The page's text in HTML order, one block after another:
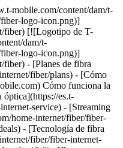
velocidades más rápidas y el wifi más potente. [Verifica disponibilidad , opens in a new window](https://fiber.t-mobile.com/check-address) $80/mes estándar sin descuento. Ver términos completos ![Setenta dólares al mes en Fiber con AutoPago; más impuestos y cargos.](https://es.t-mobile.com/sdscene7/is/image/Tmusprod/fg-fiber-2-gig-11704850:16x9?fmt=png&fmt=png-alpha&qlt=100%2C0&resMode=sharp2&op_usm=1.75%2C0.3%2C2%2C0) ## FIBER 2 GIG Más impuestos y cargos aplicables. No disponible en todas las áreas. El precio se basa en el área estimada; puede variar al verificar la dirección de servicio. Devuelve los dispositivos intactos o podría aplicarse un cargo. __Extensor wifi mesh:__ incluye hasta 1 extensores mesh según sea necesario, según la evaluación de un instalador profesional. El descuento de __Fiber con AutoPago__ se aplica al utilizar AutoPago con una cuenta bancaria o tarjeta de débito; de lo contrario, se aplicará un cargo de $10 más por línea al mes. Es posible que no se vea reflejado en la primera factura. - ### Funciones y beneficios 100% Internet de fibra óptica Datos ilimitados Enrutador wifi incluido Instalación Incluida Extensor de red wifi según sea necesario Beneficios exclusivos con T-Mobile Tuesdays Obtén un descuento de $10 (se muestra) al inscribirte en AutoPago de Fiber [Mas info sobre planes](https://es.t-mobile.com/home-internet/fiber/plans) ## Descubre los beneficios increíbles del servicio de Internet T-Mobile Fiber en Carpentersville, IL ## Velocidades Gigabit. Velocidades de carga y descarga de varios gigabits. Ver términos completos ![Ícono de velocidades Gigabit](https://es.t-mobile.com/sdscene7/is/image/Tmusprod/Gigabit%20Speeds%20on%20White-1?ts=1762278719292&%24Icon-100x100%24&fmt=png-alpha&dpr=off) ## Velocidades Gigabit. Los niveles de velocidad varían según la ubicación. ## Punto de acceso wifi mesh, según sea necesario. Cobertura ampliada en prácticamente todos los rincones de tu hogar. Ver términos completos ![Ícono de wifi mesh](https://es.t-mobile.com/sdscene7/is/image/Tmusprod/Wifi%20Mesh%20on%20White-1?ts=1762278726473&%24Icon-100x100%24&fmt=png-alpha&dpr=off) ## Punto de acceso wifi mesh, según sea necesario. Incluye hasta 1 extensores mesh, según sea necesario tras la evaluación de un instalador profesional. ## Sin restricciones en el uso de datos. Aprovecha los datos ilimitados. ![Ícono de flecha hacia arriba y hacia abajo y Sin restricciones](https://es.t-mobile.com/sdscene7/is/image/Tmusprod/No%20Caps%20on%20Data%20on%20White-1?ts=1762278733226&%24Icon-100x100%24&fmt=png-alpha&dpr=off) ## Sin restricciones en el uso de datos. ## Todos los beneficios adicionales sin costo extra. Se incluye el equipo y la instalación. ![Ícono de cargos sin costo](https://es.t-mobile.com/sdscene7/is/image/Tmusprod/icon-no-cost-9629200?ts=1764193499105&%24Icon-100x100%24&fmt=png-alpha&dpr=off) ## Todos los beneficios adicionales sin costo extra. ## Cambiarse a T-Mobile Fiber es fácil. ## Suscríbete en un abrir y cerrar de ojos. Configura tu cuenta en minutos. Simple, rápido y sin complicaciones. ![número1](https://es.t-mobile.com/sdscene7/is/image/Tmusprod/number1-3?ts=1761753944281&%24Icon-100x100%24&dpr=off) ## Suscríbete en un abrir y cerrar de ojos. ## Instala la fibra óptica GRATIS. Estarás listo en un momento. ![número2](https://es.t-mobile.com/sdscene7/is/image/Tmusprod/number2-2?ts=1761754055077&%24Icon-100x100%24&dpr=off) ## Instala la fibra óptica GRATIS. ## Disfruta todo lo que T-Mobile Fiber tiene para ofrecer. Comienza a hacer streaming, trabajar, navegar y jugar sin límites. [¿Necesitas ayuda?](https://fiber.t-mobile.com/support) ![número3](https://es.t-mobile.com/sdscene7/is/image/Tmusprod/number3-3?ts=1761754063754&%24Icon-100x100%24&dpr=off) ## Disfruta todo lo que T-Mobile Fiber tiene para ofrecer. ## ¿Tienes preguntas sobre T-Mobile Fiber? Encuentra las respuestas a tus preguntas sobre T-Mobile Fiber en las preguntas frecuentes que aparecen a continuación. ¿Todavía necesitas ayuda? Contáctanos [aquí](https://fiber.t-mobile.com/support). - ### ¿Qué es T-Mobile Fiber? T-Mobile Fiber es un servicio de Internet residencial de alta velocidad p